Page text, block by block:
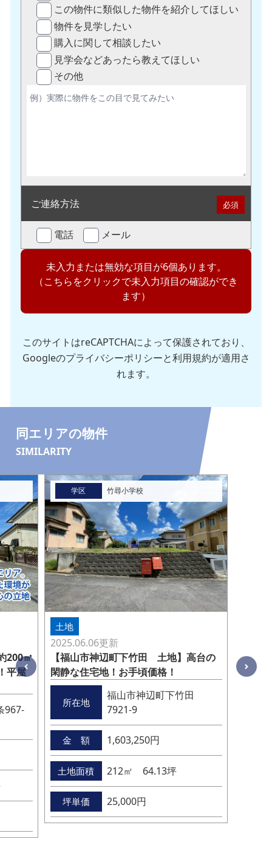
この物件に類似した物件を紹介してほしい
物件を見学したい
購入に関して相談したい
見学会などあったら教えてほしい
その他
ご連絡方法 必須
電話 メール
未入力または無効な項目が6個あります。
（こちらをクリックで未入力項目の確認ができ
ます）
このサイトはreCAPTCHAによって保護されており、
Googleのプライバシーポリシーと利用規約が適用さ
れます。
同エリアの物件
SIMILARITY
200㎡
平屋
967-
学区 竹尋小学校
土地
2025.06.06更新
【福山市神辺町下竹田 土地】高台の
閑静な住宅地！お手頃価格！
所在地
福山市神辺町下竹田
7921-9
金 額 1,603,250円
土地面積 212㎡ 64.13坪
坪単価 25,000円